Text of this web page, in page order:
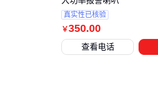
￥350.00
真实性已核验
查看电话